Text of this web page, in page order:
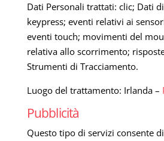
Dati Personali trattati: clic; Dati
keypress; eventi relativi ai
eventi touch; movimenti del
relativa allo scorrimento;
Strumenti di Tracciamento.
Luogo del trattamento: Irlanda –
Pubblicità
Questo tipo di servizi consente